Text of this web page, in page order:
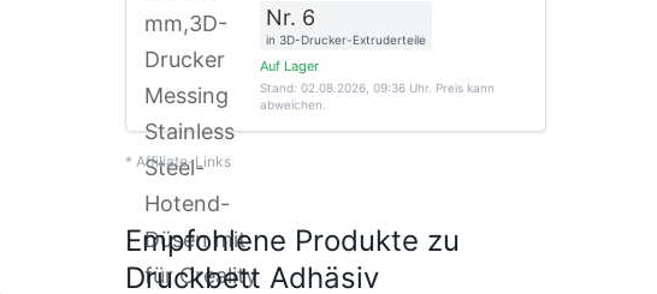
Nr. 6
in 3D-Drucker-Extruderteile
Auf Lager
Stand: 02.08.2026, 09:36 Uhr. Preis kann
abweichen.
* Affiliate-Links
Empfohlene Produkte zu
Druckbett Adhäsiv